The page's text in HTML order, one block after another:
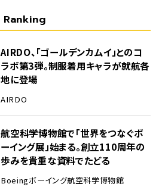
Ranking
AIRDO、「ゴールデンカムイ」とのコ
ラボ第3弾。制服着用キャラが就航各
地に登場
AIRDO
航空科学博物館で「世界をつなぐボ
ーイング展」始まる。創立110周年の
歩みを貴重な資料でたどる
Boeingボーイング航空科学博物館